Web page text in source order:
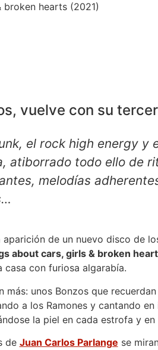
vuelve con su
el rock high energy y
atiborrado todo ello de
melodías
de un nuevo disco de
about cars, girls & broken
casa con furiosa algarabía.
más: unos Bonzos que
a los Ramones y cantando
la piel en cada estrofa y
de Juan Carlos Parlange se